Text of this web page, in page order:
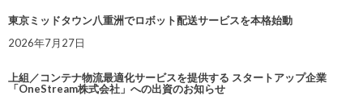
東京ミッドタウン八重洲でロボット配送サービスを本格始動
2026年7月27日
上組／コンテナ物流最適化サービスを提供する スタートアップ企業
「OneStream株式会社」への出資のお知らせ